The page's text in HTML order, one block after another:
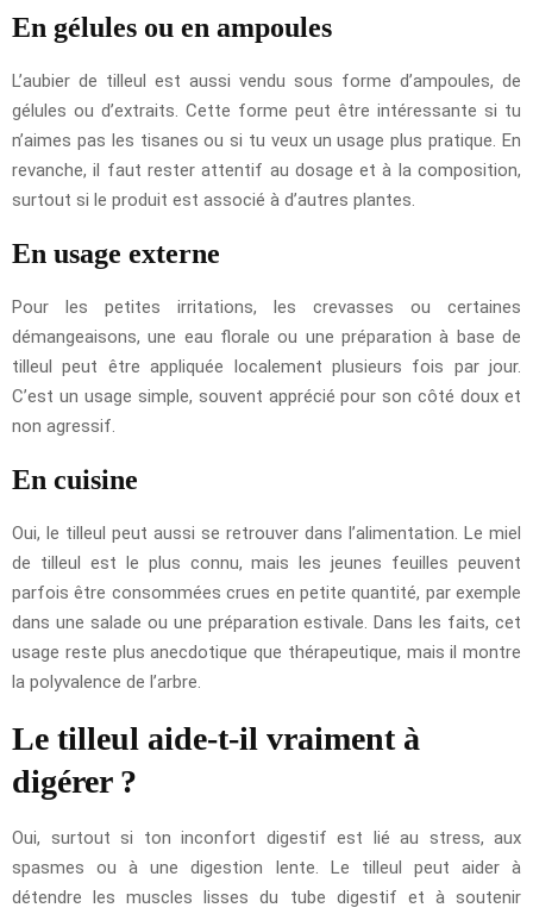
En gélules ou en ampoules
L’aubier de tilleul est aussi vendu sous forme d’ampoules, de
gélules ou d’extraits. Cette forme peut être intéressante si tu
n’aimes pas les tisanes ou si tu veux un usage plus pratique. En
revanche, il faut rester attentif au dosage et à la composition,
surtout si le produit est associé à d’autres plantes.
En usage externe
Pour les petites irritations, les crevasses ou certaines
démangeaisons, une eau florale ou une préparation à base de
tilleul peut être appliquée localement plusieurs fois par jour.
C’est un usage simple, souvent apprécié pour son côté doux et
non agressif.
En cuisine
Oui, le tilleul peut aussi se retrouver dans l’alimentation. Le miel
de tilleul est le plus connu, mais les jeunes feuilles peuvent
parfois être consommées crues en petite quantité, par exemple
dans une salade ou une préparation estivale. Dans les faits, cet
usage reste plus anecdotique que thérapeutique, mais il montre
la polyvalence de l’arbre.
Le tilleul aide-t-il vraiment à
digérer ?
Oui, surtout si ton inconfort digestif est lié au stress, aux
spasmes ou à une digestion lente. Le tilleul peut aider à
détendre les muscles lisses du tube digestif et à soutenir